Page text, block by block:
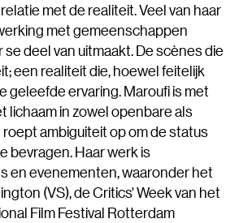
met de realiteit. Veel van haar
met gemeenschappen
deel van uitmaakt. De scènes die
een realiteit die, hoewel feitelijk
ervaring. Maroufi is met
lichaam in zowel openbare als
ambiguiteit op om de status
bevragen. Haar werk is
en evenementen, waaronder het
(VS), de Critics' Week van het
Film Festival Rotterdam